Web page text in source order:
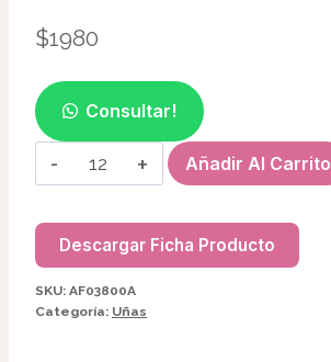
$1980
Consultar!
PINZA
CURVATURA
(12
PCS)
AF03800A
Añadir Al Carrito
Descargar Ficha Producto
SKU: AF03800A
Categoría: Uñas